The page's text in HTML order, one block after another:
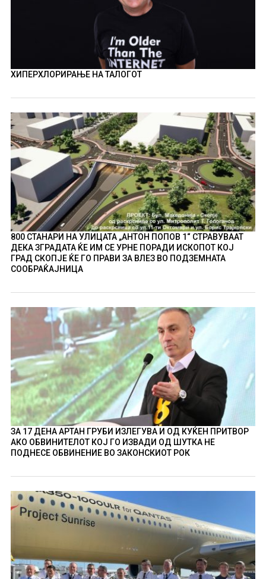
ХИПЕРХЛОРИРАЊЕ НА ТАЛОГОТ
800 СТАНАРИ НА УЛИЦАТА „АНТОН ПОПОВ 1“ СТРАВУВААТ
ДЕКА ЗГРАДАТА ЌЕ ИМ СЕ УРНЕ ПОРАДИ ИСКОПОТ КОЈ
ГРАД СКОПЈЕ ЌЕ ГО ПРАВИ ЗА ВЛЕЗ ВО ПОДЗЕМНАТА
СООБРАЌАЈНИЦА
ЗА 17 ДЕНА АРТАН ГРУБИ ИЗЛЕГУВА И ОД КУЌЕН ПРИТВОР
АКО ОБВИНИТЕЛОТ КОЈ ГО ИЗВАДИ ОД ШУТКА НЕ
ПОДНЕСЕ ОБВИНЕНИЕ ВО ЗАКОНСКИОТ РОК